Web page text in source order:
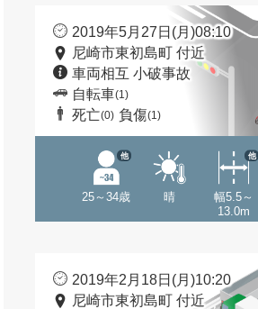
2019年5月27日(月)08:10
尼崎市東初島町 付近
車両相互 小破事故
自転車(1)
死亡(0) 負傷(1)
25～34歳
他
晴
幅5.5～
13.0m
他
2019年2月18日(月)10:20
尼崎市東初島町 付近